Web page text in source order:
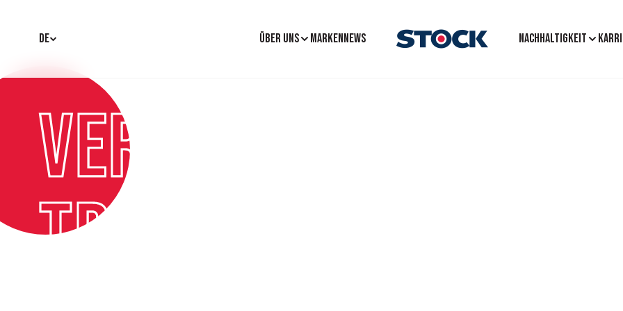
DE ÜBER UNS MARKEN News Nachhaltigkeit
Trinken